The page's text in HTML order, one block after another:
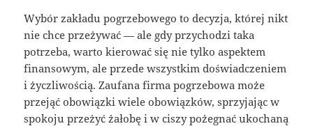
Wybór zakładu pogrzebowego to decyzja, której nikt
nie chce przeżywać — ale gdy przychodzi taka
potrzeba, warto kierować się nie tylko aspektem
finansowym, ale przede wszystkim doświadczeniem
i życzliwością. Zaufana firma pogrzebowa może
przejąć obowiązki wiele obowiązków, sprzyjając w
spokoju przeżyć żałobę i w ciszy pożegnać ukochaną